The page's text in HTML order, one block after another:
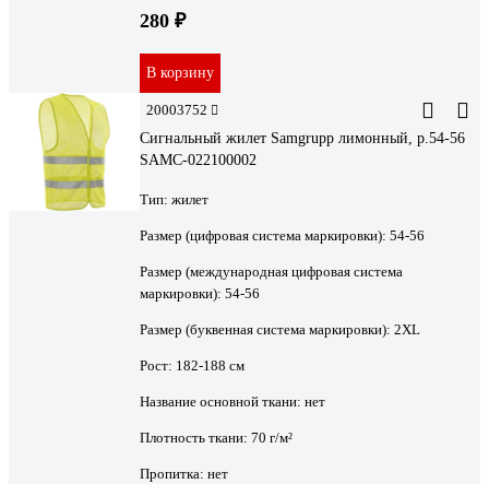
280 ₽
В корзину
20003752
Сигнальный жилет Samgrupp лимонный, р.54-56
SAMC-022100002
Тип: жилет
Размер (цифровая система маркировки): 54-56
Размер (международная цифровая система
маркировки): 54-56
Размер (буквенная система маркировки): 2XL
Рост: 182-188 см
Название основной ткани: нет
Плотность ткани: 70 г/м²
Пропитка: нет